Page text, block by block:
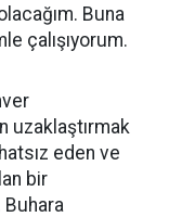
Buna
çalışıyorum.
uzaklaştırmak
eden ve
bir